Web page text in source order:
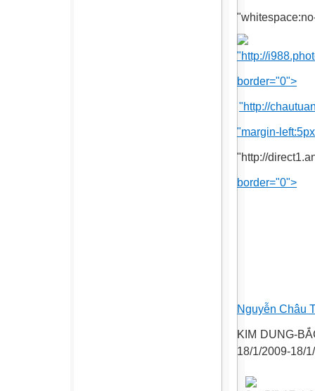
"http://
border="0">
"http://
"margin-
"http://
border="0">
Nguyễn Châu
KIM DUNG-
18/1/2009-18/